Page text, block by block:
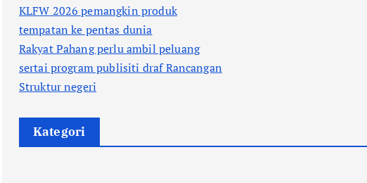
KLFW 2026 pemangkin produk
tempatan ke pentas dunia
Rakyat Pahang perlu ambil peluang
sertai program publisiti draf Rancangan
Struktur negeri
Kategori